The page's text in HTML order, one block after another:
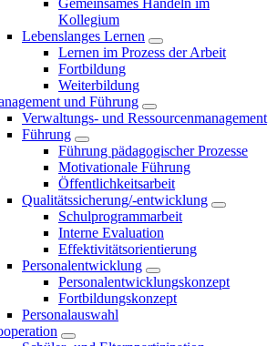
Gemeinsames Handeln im
Kollegium
Lebenslanges Lernen
Lernen im Prozess der Arbeit
Fortbildung
Weiterbildung
und Führung
Verwaltungs- und Ressourcenmanagement
Führung
Führung pädagogischer Prozesse
Motivationale Führung
Öffentlichkeitsarbeit
Qualitätssicherung/-entwicklung
Schulprogrammarbeit
Interne Evaluation
Effektivitätsorientierung
Personalentwicklung
Personalentwicklungskonzept
Fortbildungskonzept
Personalauswahl